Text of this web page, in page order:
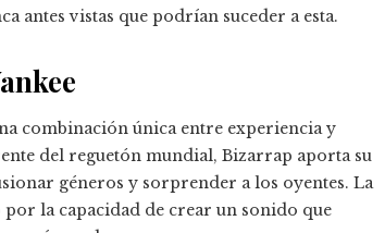
antes vistas que podrían suceder a esta.
combinación única entre experiencia y
del reguetón mundial, Bizarrap aporta su
géneros y sorprender a los oyentes. La
la capacidad de crear un sonido que